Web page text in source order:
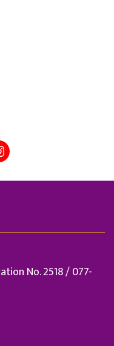
No. 2518 / 077-